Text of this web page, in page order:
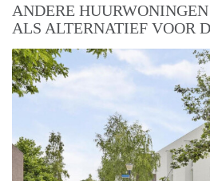
ANDERE
ALS ALTERNATIEF VOOR